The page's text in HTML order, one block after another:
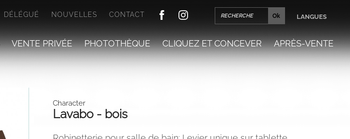
DÉLÉGUÉ NOUVELLES CONTACT
VENTE PRIVÉE PHOTOTHÈQUE CLIQUEZ ET CONCEVER APRÈS-VENTE
LANGUES
Character
Lavabo - bois